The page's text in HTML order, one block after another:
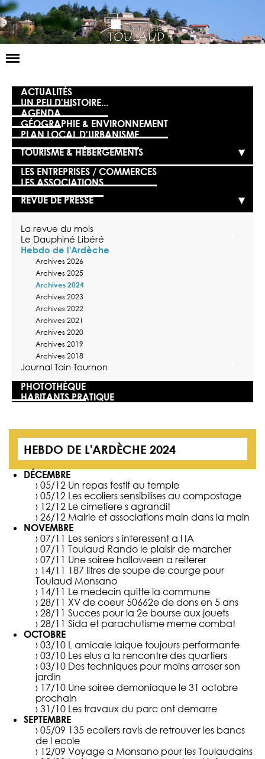
Basculer
LA MAIRIE
NOS SERVICES
LA VIE LOCALE
VOS DÉMARCHES
CONTACT
ACTUALITÉS
UN PEU D'HISTOIRE...
AGENDA
GÉOGRAPHIE & ENVIRONNEMENT
PLAN LOCAL D'URBANISME
TOURISME & HÉBERGEMENTS
LES ENTREPRISES / COMMERCES
LES ASSOCIATIONS
REVUE DE PRESSE
La revue du mois
Le Dauphiné Libéré
Hebdo de l'Ardèche
Archives 2026
Archives 2025
Archives 2024
Archives 2023
Archives 2022
Archives 2021
Archives 2020
Archives 2019
Archives 2018
Journal Tain Tournon
PHOTOTHÈQUE
HABITANTS PRATIQUE
HEBDO DE L'ARDÈCHE 2024
DÉCEMBRE
› 05/12 Un repas festif au temple
› 05/12 Les ecoliers sensibilises au compostage
› 12/12 Le cimetiere s agrandit
› 26/12 Mairie et associations main dans la main
NOVEMBRE
› 07/11 Les seniors s interessent a l IA
› 07/11 Toulaud Rando le plaisir de marcher
› 07/11 Une soiree halloween a reiterer
› 14/11 187 litres de soupe de courge pour
Toulaud Monsano
› 14/11 Le medecin quitte la commune
› 28/11 XV de coeur 50662e de dons en 5 ans
› 28/11 Succes pour la 2e bourse aux jouets
› 28/11 Sida et parachutisme meme combat
OCTOBRE
› 03/10 L amicale laique toujours performante
› 03/10 Les elus a la rencontre des quartiers
› 03/10 Des techniques pour moins arroser son
jardin
› 17/10 Une soiree demoniaque le 31 octobre
prochain
› 31/10 Les travaux du parc ont demarre
SEPTEMBRE
› 05/09 135 ecoliers ravis de retrouver les bancs
de l ecole
› 12/09 Voyage a Monsano pour les Toulaudains